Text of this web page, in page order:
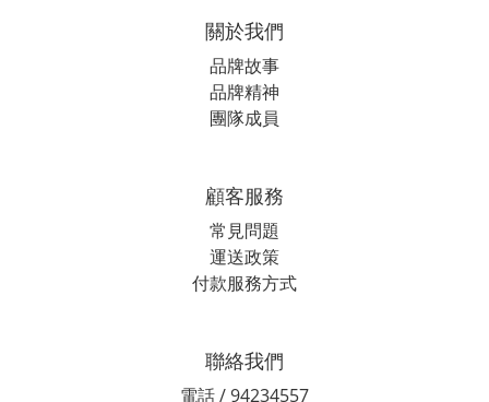
關於我們
品牌故事
品牌精神
團隊成員
顧客服務
常見問題
運送政策
付款服務方式
聯絡我們
電話 / 94234557